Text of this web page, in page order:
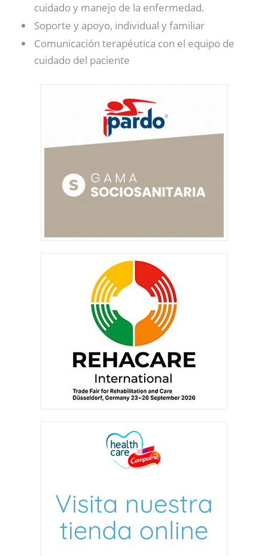
cuidado y manejo de la enfermedad.
Soporte y apoyo, individual y familiar
Comunicación terapéutica con el equipo de
cuidado del paciente